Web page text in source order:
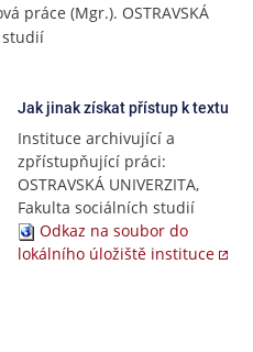
práce (Mgr.). OSTRAVSKÁ
studií
Jak jinak získat přístup k textu
Instituce archivující a
zpřístupňující práci:
OSTRAVSKÁ UNIVERZITA,
Fakulta sociálních studií
Odkaz na soubor do
lokálního úložiště instituce